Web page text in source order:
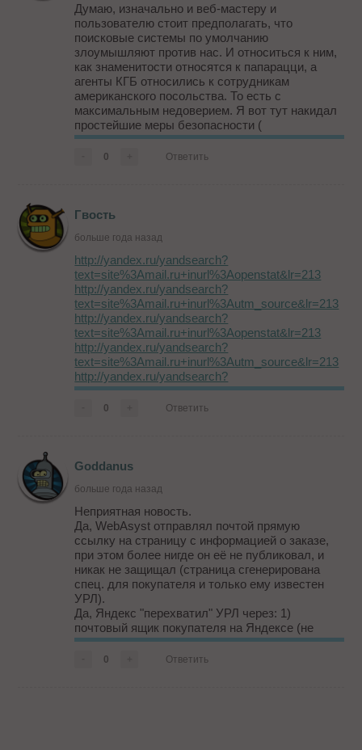
Думаю, изначально и веб-мастеру и
пользователю стоит предполагать, что
поисковые системы по умолчанию
злоумышляют против нас. И относиться к ним,
как знаменитости относятся к папарацци, а
агенты КГБ относились к сотрудникам
американского посольства. То есть с
максимальным недоверием. Я вот тут накидал
простейшие меры безопасности (
http://www.blog-castcom.ru/archives/1114) ,
которые, конечно, не панацея, но ...
0 Ответить
Гвость
больше года назад
http://yandex.ru/yandsearch?
text=site%3Amail.ru+inurl%3Aopenstat&lr=213
http://yandex.ru/yandsearch?
text=site%3Amail.ru+inurl%3Autm_source&lr=213
http://yandex.ru/yandsearch?
text=site%3Amail.ru+inurl%3Aopenstat&lr=213
http://yandex.ru/yandsearch?
text=site%3Amail.ru+inurl%3Autm_source&lr=213
http://yandex.ru/yandsearch?
text=site%3Ayandex.ru+inurl%3Autm_source&lr=213
http://yandex.ru/yandsearch?
0 Ответить
Goddanus
больше года назад
Неприятная новость.
Да, WebAsyst отправлял почтой прямую
ссылку на страницу с информацией о заказе,
при этом более нигде он её не публиковал, и
никак не защищал (страница сгенерирована
спец. для покупателя и только ему известен
УРЛ).
Да, Яндекс "перехватил" УРЛ через: 1)
почтовый ящик покупателя на Яндексе (не
секрет что поисковики анализируют
корреспонденцию, чтобы нам потом
0 Ответить